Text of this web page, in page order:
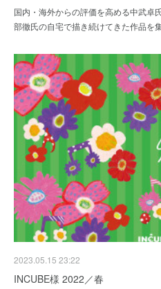
国内・海外からの評価を高める中武卓
部徹氏の自宅で描き続けてきた作品
2023.05.15 23:22
INCUBE様 2022／春